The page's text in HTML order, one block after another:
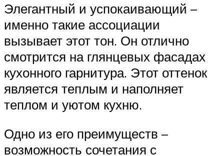
Элегантный и успокаивающий –
именно такие ассоциации
вызывает этот тон. Он отлично
смотрится на глянцевых фасадах
кухонного гарнитура. Этот оттенок
является теплым и наполняет
теплом и уютом кухню.
Одно из его преимуществ –
возможность сочетания с